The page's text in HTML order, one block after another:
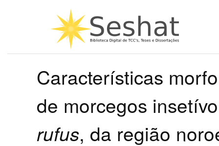
Características
de morcegos
rufus, da região